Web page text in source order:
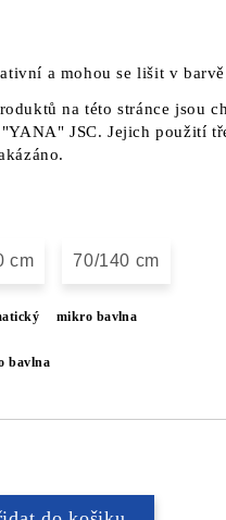
a mohou se lišit v
na této stránce jsou
JSC. Jejich použití
cm 70/140 cm
mikro bavlna
bavlna